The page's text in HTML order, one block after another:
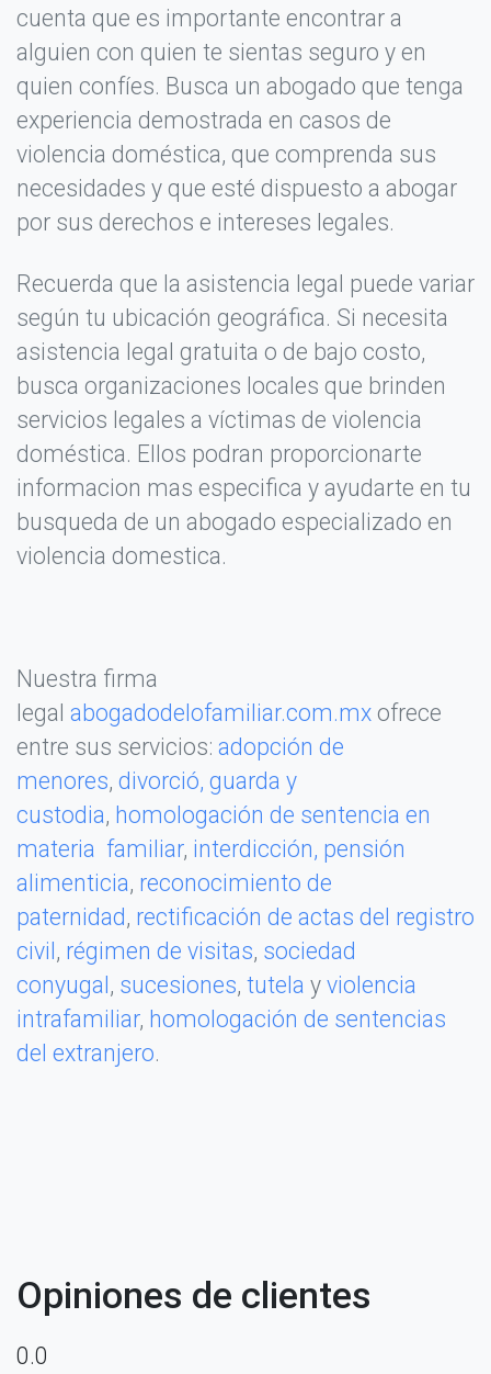
cuenta que es importante encontrar a
alguien con quien te sientas seguro y en
quien confíes. Busca un abogado que tenga
experiencia demostrada en casos de
violencia doméstica, que comprenda sus
necesidades y que esté dispuesto a abogar
por sus derechos e intereses legales.
Recuerda que la asistencia legal puede variar
según tu ubicación geográfica. Si necesita
asistencia legal gratuita o de bajo costo,
busca organizaciones locales que brinden
servicios legales a víctimas de violencia
doméstica. Ellos podran proporcionarte
informacion mas especifica y ayudarte en tu
busqueda de un abogado especializado en
violencia domestica.
Nuestra firma
legal abogadodelofamiliar.com.mx ofrece
entre sus servicios: adopción de
menores, divorció, guarda y
custodia, homologación de sentencia en
materia familiar, interdicción, pensión
alimenticia, reconocimiento de
paternidad, rectificación de actas del registro
civil , régimen de visitas, sociedad
conyugal , sucesiones, tutela y violencia
intrafamiliar, homologación de sentencias
del extranjero.
Opiniones de clientes
0.0
PUBLICAR OPINIÓN